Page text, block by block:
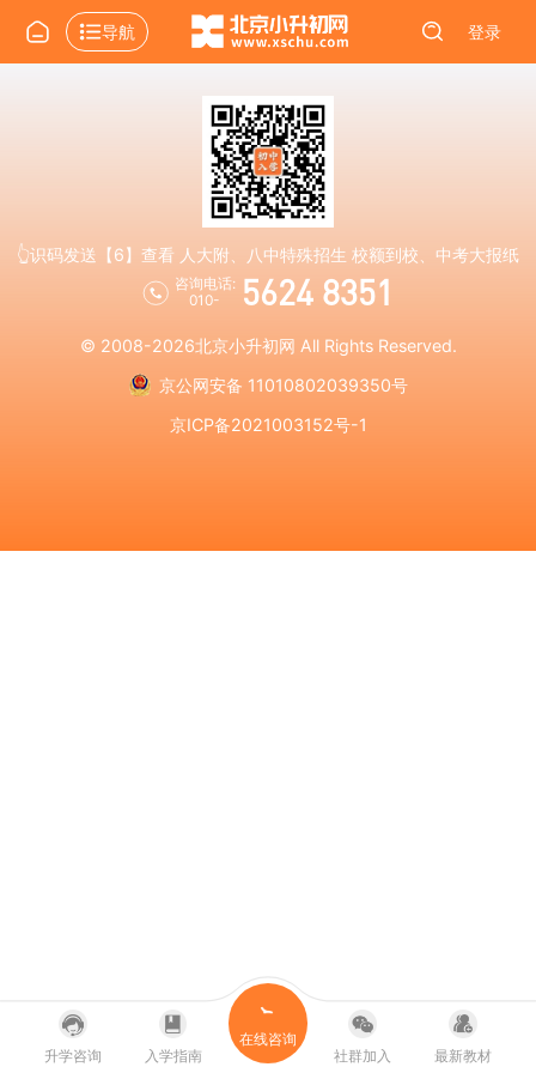
导航 登录
👆识码发送【6】查看 人大附、八中特殊招生 校额到校、中考大报纸
咨询电话:
010-
5624 8351
© 2008-2026北京小升初网 All Rights Reserved.
京公网安备 11010802039350号
京ICP备2021003152号-1
升学咨询 入学指南
在线咨询
社群加入
最新教材